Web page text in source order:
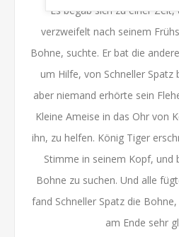
Es begab sich zu einer
verzweifelt nach seinem
Bohne, suchte. Er bat die
um Hilfe, von Schneller Spatz
aber niemand erhörte sein
Kleine Ameise in das Ohr von
ihn, zu helfen. König Tiger
Stimme in seinem Kopf, und
Bohne zu suchen. Und alle
fand Schneller Spatz die
am Ende sehr